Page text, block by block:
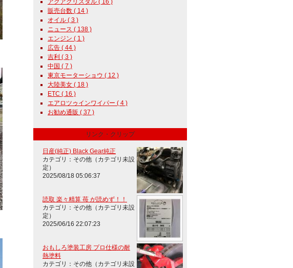
アクアクリスタル ( 16 )
販売台数 ( 14 )
オイル ( 3 )
ニュース ( 138 )
エンジン ( 1 )
広告 ( 44 )
吉利 ( 3 )
中国 ( 7 )
東京モーターショウ ( 12 )
大陸美女 ( 18 )
ETC ( 16 )
エアロツゥインワイパー ( 4 )
お勧め通販 ( 37 )
リンク・クリップ
日産(純正) Black Gear純正
カテゴリ：その他（カテゴリ未設
定）
2025/08/18 05:06:37
読取 楽々精算 苺 が読めず！！
カテゴリ：その他（カテゴリ未設
定）
2025/06/16 22:07:23
おもしろ塗装工房 プロ仕様の耐
熱塗料
カテゴリ：その他（カテゴリ未設